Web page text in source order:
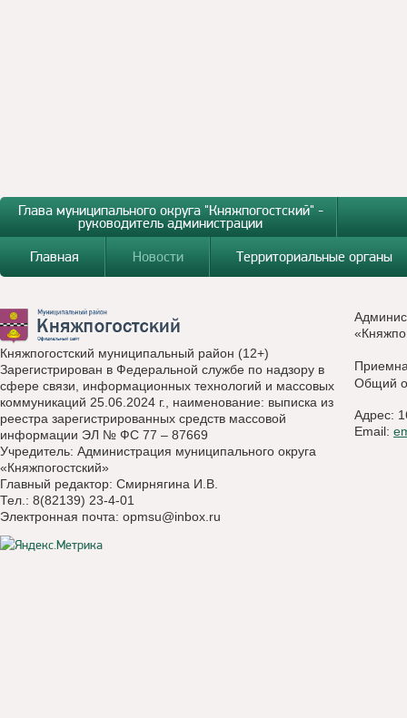
Глава муниципального округа "Княжпогостский" -
руководитель администрации
Главная
Новости Территориальные органы
Княжпогостский муниципальный район (12+)
Зарегистрирован в Федеральной службе по надзору в
сфере связи, информационных технологий и массовых
коммуникаций 25.06.2024 г., наименование: выписка из
реестра зарегистрированных средств массовой
информации ЭЛ № ФС 77 – 87669
Учредитель: Администрация муниципального округа
«Княжпогостский»
Главный редактор: Смирнягина И.В.
Тел.: 8(82139) 23-4-01
Электронная почта: opmsu@inbox.ru
Общий
Адрес:
Email: